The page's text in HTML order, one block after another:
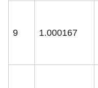
9 1.000167